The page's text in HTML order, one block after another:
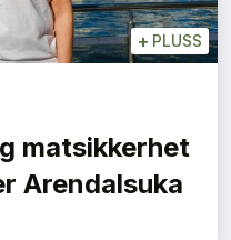
+ PLUSS
matsikkerhet
Arendalsuka